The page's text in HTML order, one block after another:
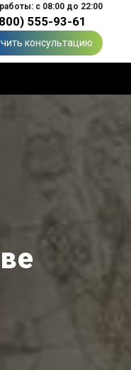
с 08:00 до 22:00
555-93-61
консультацию